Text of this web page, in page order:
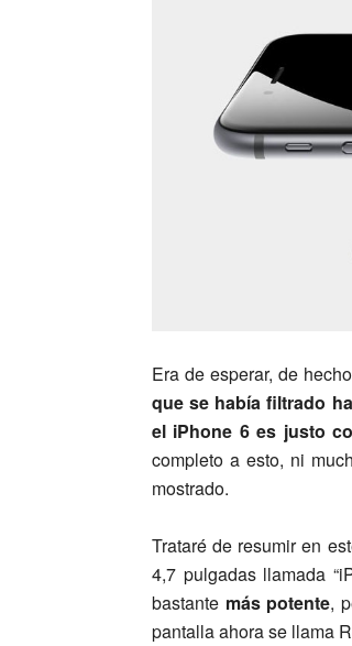
Era de esperar, de
que se había filtrado
el iPhone 6 es justo
completo a esto, ni
mostrado.
Trataré de resumir en
4,7 pulgadas llamada
bastante más potente,
pantalla ahora se llama